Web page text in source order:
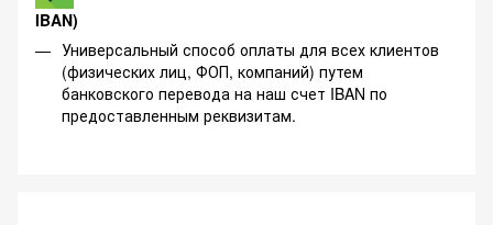
IBAN)
Универсальный способ оплаты для всех клиентов
(физических лиц, ФОП, компаний) путем
банковского перевода на наш счет IBAN по
предоставленным реквизитам.